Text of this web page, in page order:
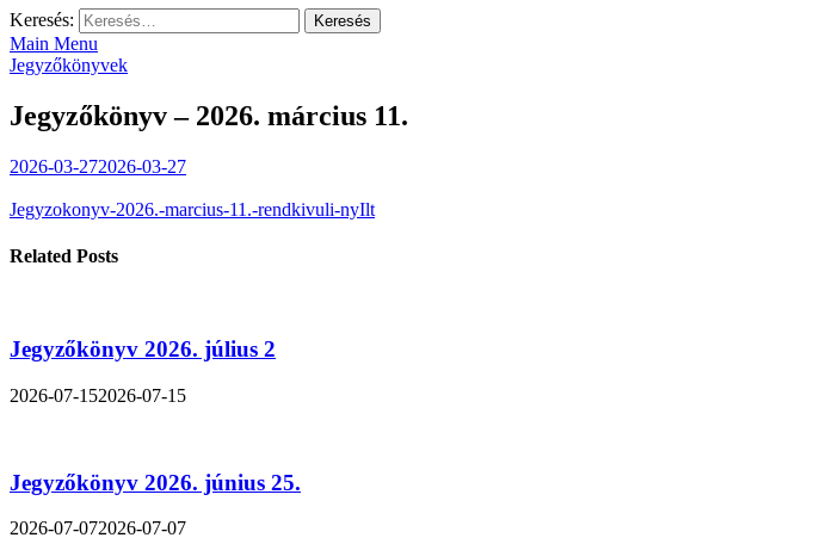
Keresés:
Main Menu
Jegyzőkönyvek
Jegyzőkönyv – 2026. március 11.
2026-03-272026-03-27
Jegyzokonyv-2026.-marcius-11.-rendkivuli-nyIlt
Related Posts
Jegyzőkönyv 2026. július 2
2026-07-152026-07-15
Jegyzőkönyv 2026. június 25.
2026-07-072026-07-07